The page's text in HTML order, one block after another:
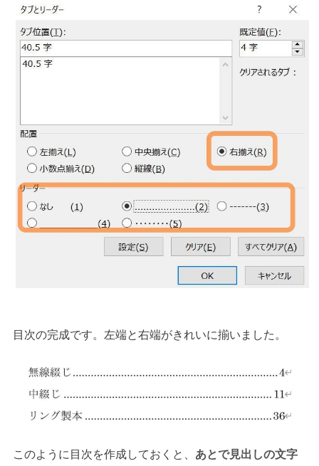
目次の完成です。左端と右端がきれいに揃いました。
このように目次を作成しておくと、 あとで見出しの文字